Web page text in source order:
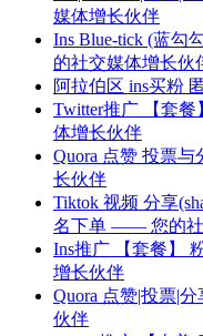
媒体增长伙伴
Ins Blue-tick (蓝
的社交媒体增长伙
阿拉伯区 ins买粉
Twitter推广 【套
体增长伙伴
Quora 点赞 投票
长伙伴
Tiktok 视频 分享
名下单 —— 您的
Ins推广 【套餐】
增长伙伴
Quora 点赞|投票|
伙伴